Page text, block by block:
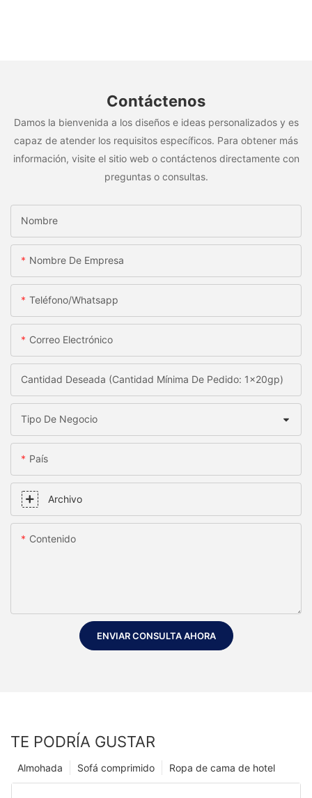
Contáctenos
Damos la bienvenida a los diseños e ideas personalizados y es
capaz de atender los requisitos específicos. Para obtener más
información, visite el sitio web o contáctenos directamente con
preguntas o consultas.
Nombre
Nombre De Empresa
Teléfono/whatsapp
Correo Electrónico
Cantidad Deseada (Cantidad Mínima De Pedido: 1x20gp)
Tipo De Negocio
País
Archivo
Contenido
ENVIAR CONSULTA AHORA
TE PODRÍA GUSTAR
Ropa de cama de hotel
Sofá comprimido
Almohada